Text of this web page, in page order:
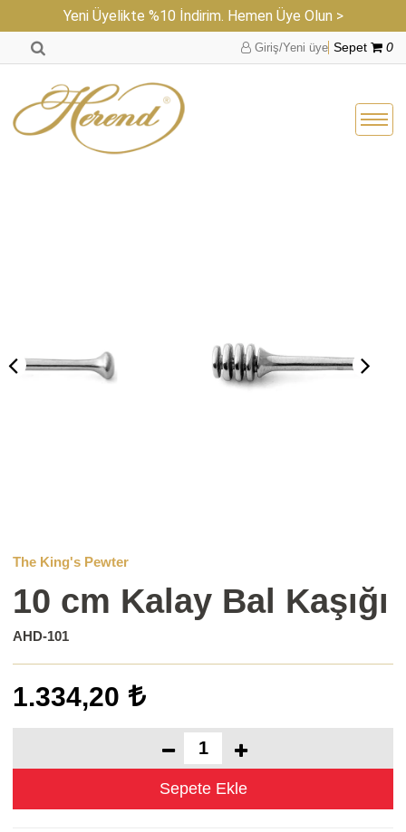
Yeni Üyelikte %10 İndirim. Hemen Üye Olun >
Giriş/Yeni üye Sepet 0
The King's Pewter
10 cm Kalay Bal Kaşığı
AHD-101
1.334,20